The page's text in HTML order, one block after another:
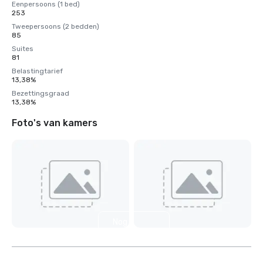
Eenpersoons (1 bed)
253
Tweepersoons (2 bedden)
85
Suites
81
Belastingtarief
13,38%
Bezettingsgraad
13,38%
Foto's van kamers